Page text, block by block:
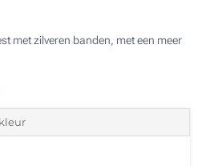
met zilveren banden, met een meer